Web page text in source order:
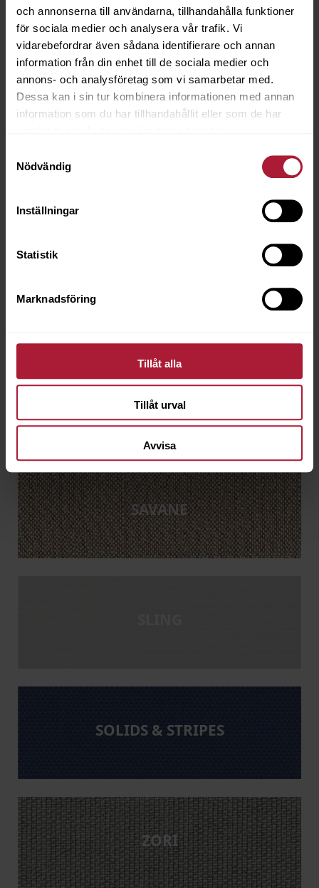
och annonserna till användarna, tillhandahålla funktioner
för sociala medier och analysera vår trafik. Vi
vidarebefordrar även sådana identifierare och annan
information från din enhet till de sociala medier och
annons- och analysföretag som vi samarbetar med.
Dessa kan i sin tur kombinera informationen med annan
information som du har tillhandahållit eller som de har
Nödvändig
Inställningar
Statistik
Marknadsföring
Tillåt alla
Tillåt urval
Avvisa
MARQUETRY
RELAX
SAVANE
SOLIDS & STRIPES
ZORI